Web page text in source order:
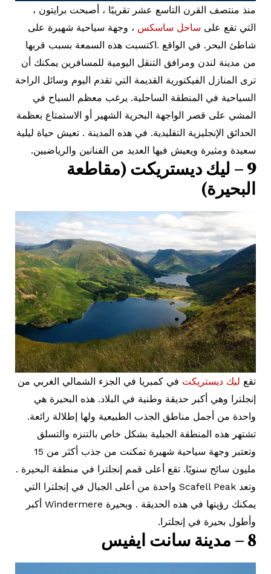
منذ منتصف القرن التاسع عشر تقريبًا ، أصبحت برايتون ،
التي تقع على ساحل ساسكس ، وجهة سياحية شهيرة على
شاطئ البحر. في الواقع .اكتسبت هذه السمعة بسبب قربها
من مدينة لندن ومرافق التنقل اليومية للمسافرين يمكنك أن
ترى المنازل الفيكتورية القديمة التي تقدم اليوم وسائل الراحة
السياحية في المنطقة الساحلية. يرغب معظم السياح في
المشي على قصر الواجهة البحرية الشهير أو الاستمتاع بعظمة
الحدائق الإنجليزية التقليدية. في هذه المدينة . تعيش حياة ليلية
سعيدة ومثيرة ويعيش فيها العديد من الفنانين والرياضيين.
9 – ليك ديستريكت (مقاطعة
البحيرة)
تقع ليك ديستريكت في كمبريا في الجزء الشمالي الغربي من
إنجلترا وهي أكبر حديقة وطنية في البلاد. هذه البحيرة هي
واحدة من أجمل مناطق الجذب الطبيعية ولها إطلالة رائعة.
تشتهر هذه المنطقة الجبلية بشكل خاص بالتنزه والتسلق
وتعتبر وجهة سياحية شهيرة تمكنت من جذب أكثر من 15
مليون سائح سنويًا. تقع أعلى قمم إنجلترا في منطقة البحيرة .
وتعد Scafell Peak واحدة من أعلى الجبال في إنجلترا التي
يمكنك رؤيتها في هذه الحديقة . وبحيرة Windermere أكبر
وأطول بحيرة في إنجلترا.
8 – مدينة سانت ايفيس